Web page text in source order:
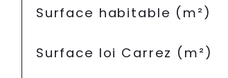
Surface habitable (m²)
Surface loi Carrez (m²)